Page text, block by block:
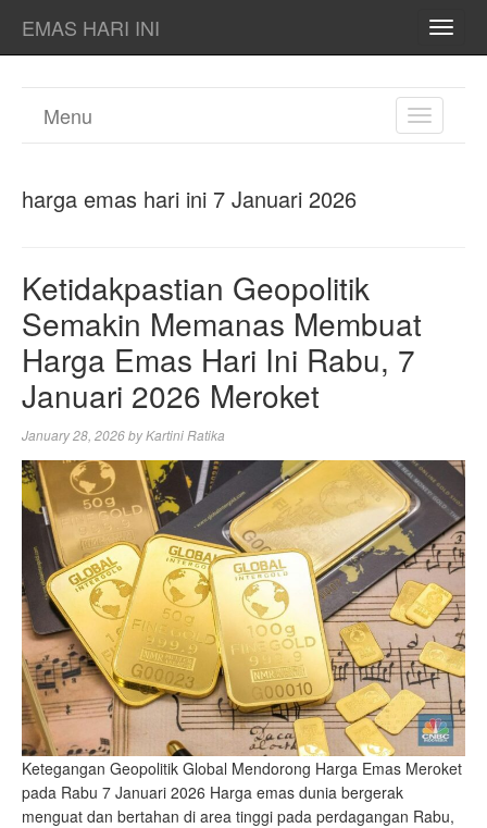
EMAS HARI INI
TOGGLE
Menu
harga emas hari ini 7 Januari 2026
Ketidakpastian Geopolitik
Semakin Memanas Membuat
Harga Emas Hari Ini Rabu, 7
Januari 2026 Meroket
January 28, 2026byKartini Ratika
Ketegangan Geopolitik Global Mendorong Harga Emas Meroket
pada Rabu 7 Januari 2026 Harga emas dunia bergerak
menguat dan bertahan di area tinggi pada perdagangan Rabu,